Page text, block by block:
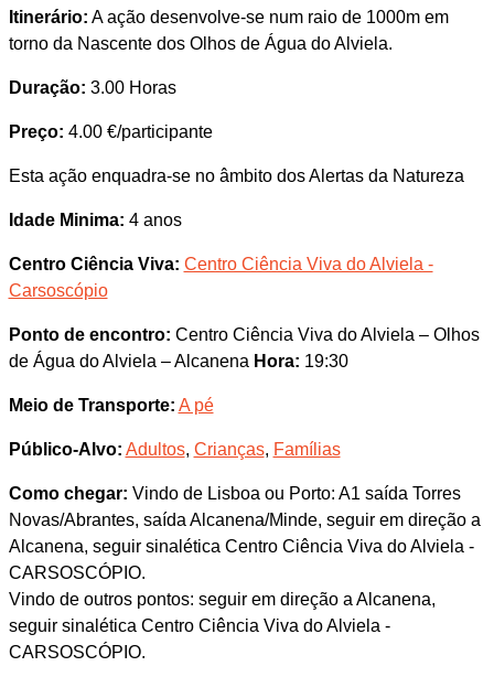
Itinerário: A ação desenvolve-se num raio de 1000m em
torno da Nascente dos Olhos de Água do Alviela.
Duração: 3.00 Horas
Preço: 4.00 €/participante
Esta ação enquadra-se no âmbito dos Alertas da Natureza
Idade Minima: 4 anos
Centro Ciência Viva: Centro Ciência Viva do Alviela -
Carsoscópio
Ponto de encontro: Centro Ciência Viva do Alviela – Olhos
de Água do Alviela – Alcanena Hora: 19:30
Meio de Transporte: A pé
Público-Alvo: Adultos, Crianças, Famílias
Como chegar: Vindo de Lisboa ou Porto: A1 saída Torres
Novas/Abrantes, saída Alcanena/Minde, seguir em direção a
Alcanena, seguir sinalética Centro Ciência Viva do Alviela -
CARSOSCÓPIO.
Vindo de outros pontos: seguir em direção a Alcanena,
seguir sinalética Centro Ciência Viva do Alviela -
CARSOSCÓPIO.